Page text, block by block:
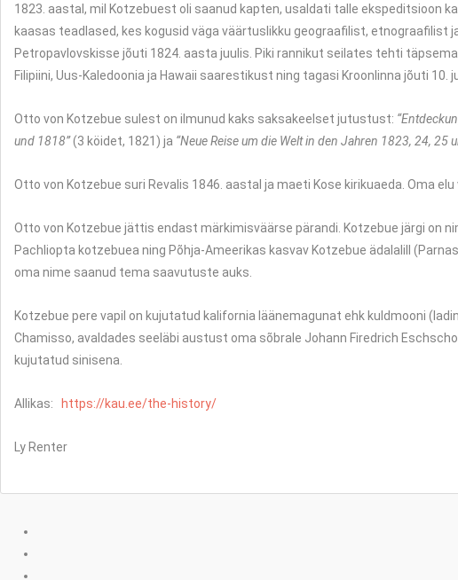
1823. aastal, mil Kotzebuest oli saanud kapten, usaldati talle ekspeditsioon
kaasas teadlased, kes kogusid väga väärtuslikku geograafilist,
Petropavlovskisse jõuti 1824. aasta juulis. Piki rannikut seilates tehti
Filipiini, Uus-Kaledoonia ja Hawaii saarestikust ning tagasi Kroonlinna jõuti 10.
Otto von Kotzebue sulest on ilmunud kaks saksakeelset jutustust:
und 1818”(3 köidet, 1821) ja “Neue Reise um die Welt in den Jahren 1823, 24, 25
Otto von Kotzebue suri Revalis 1846. aastal ja maeti Kose kirikuaeda. Oma
Otto von Kotzebue jättis endast märkimisväärse pärandi. Kotzebue järgi on
Pachliopta kotzebuea ning Põhja-Ameerikas kasvav Kotzebue ädalalill
oma nime saanud tema saavutuste auks.
Kotzebue pere vapil on kujutatud kalifornia läänemagunat ehk kuldmooni
Chamisso, avaldades seeläbi austust oma sõbrale Johann Firedrich
kujutatud sinisena.
Allikas: https://kau.ee/the-history/
Ly Renter